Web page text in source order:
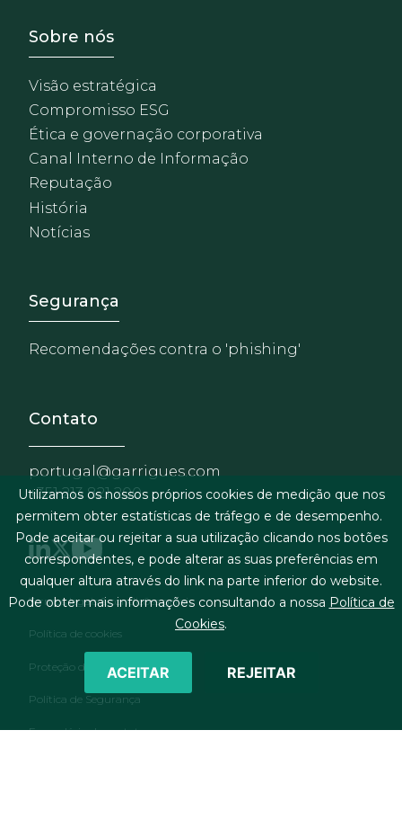
Footer - Sobre Nosotros
Sobre nós
Visão estratégica
Compromisso ESG
Ética e governação corporativa
Canal Interno de Informação
Reputação
História
Notícias
Footer - Extranet y
Segurança
Recomendações contra o 'phishing'
Contato
portugal@garrigues.com
+351 213 821 200
Menu de rodapé
Termos legais & condições gerais
Política de cookies
Proteção de dados pessoais
Política de Segurança
Formulário de contato
Utilizamos os nossos próprios cookies de medição que nos
permitem obter estatísticas de tráfego e de desempenho.
Pode aceitar ou rejeitar a sua utilização clicando nos botões
correspondentes, e pode alterar as suas preferências em
qualquer altura através do link na parte inferior do website.
Pode obter mais informações consultando a nossa Política de
Cookies.
ACEITAR REJEITAR